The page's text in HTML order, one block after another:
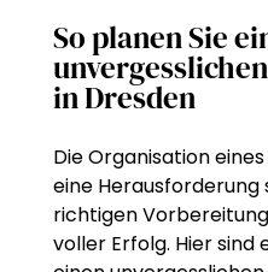
So planen Sie
in Dresden
Die Organisation
eine Herausforderung
richtigen
voller Erfolg. Hier sind